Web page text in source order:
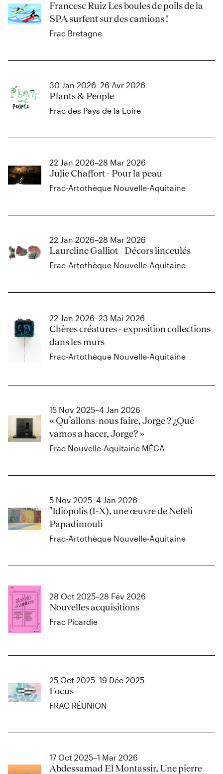
Francesc Ruiz Les boules de poils de la
SPA surfent sur des camions !
Frac Bretagne
30 Jan 2026–26 Avr 2026
Plants & People
Frac des Pays de la Loire
22 Jan 2026–28 Mar 2026
Julie Chaffort - Pour la peau
Frac-Artothèque Nouvelle-Aquitaine
22 Jan 2026–28 Mar 2026
Laureline Galliot - Décors linceulés
Frac-Artothèque Nouvelle-Aquitaine
22 Jan 2026–23 Mai 2026
Chères créatures - exposition collections
dans les murs
Frac-Artothèque Nouvelle-Aquitaine
15 Nov 2025–4 Jan 2026
« Qu’allons-nous faire, Jorge ? ¿Qué
vamos a hacer, Jorge? »
Frac Nouvelle-Aquitaine MÉCA
5 Nov 2025–4 Jan 2026
"Idiopolis (I-X), une œuvre de Nefeli
Papadimouli
Frac-Artothèque Nouvelle-Aquitaine
28 Oct 2025–28 Fév 2026
Nouvelles acquisitions
Frac Picardie
25 Oct 2025–19 Déc 2025
Focus
FRAC RÉUNION
17 Oct 2025–1 Mar 2026
Abdessamad El Montassir, Une pierre